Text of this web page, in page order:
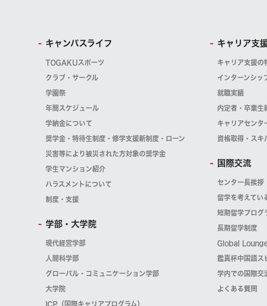
キャンパスライフ
TOGAKUスポーツ
クラブ・サークル
学園祭
年間スケジュール
学納金について
奨学金・特待生制度・修学支援新制度・ローン
災害等により被災された方対象の奨学金
学生マンション紹介
ハラスメントについて
制度・支援
学部・大学院
現代経営学部
人間科学部
グローバル・コミュニケーション学部
大学院
ICP（国際キャリアプログラム）
キャリア支
キャリア支援の
インターンシッ
就職実績
内定者・卒業生
キャリアセンタ
資格取得・スキ
国際交流
センター長挨拶
留学を考えてい
短期留学プログ
長期留学制度
Global
鑑真杯中国語ス
学内での国際交
よくある質問